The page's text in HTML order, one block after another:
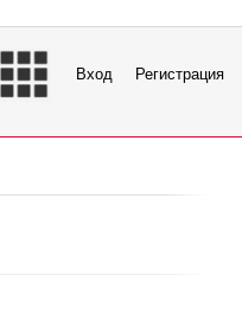
Вход Регистрация